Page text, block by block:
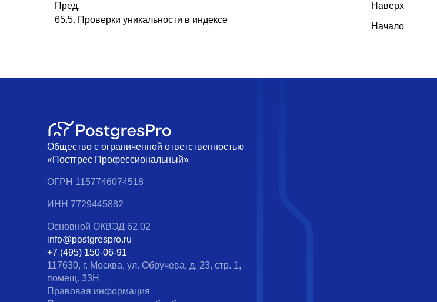
Пред.
Наверх
65.5. Проверки уникальности в индексе
Начало
Общество с ограниченной ответственностью
«Постгрес Профессиональный»
ОГРН 1157746074518
ИНН 7729445882
Основной ОКВЭД 62.02
info@postgrespro.ru
+7 (495) 150-06-91
117630, г. Москва, ул. Обручева, д. 23, стр. 1,
помещ. 33Н
Правовая информация